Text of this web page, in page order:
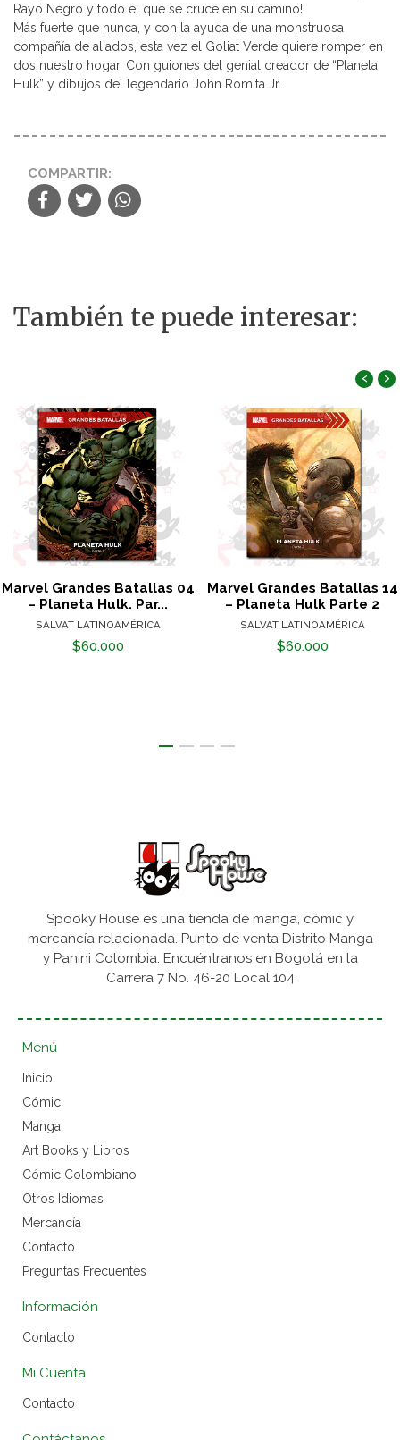
Rayo Negro y todo el que se cruce en su camino!
Más fuerte que nunca, y con la ayuda de una monstruosa
compañía de aliados, esta vez el Goliat Verde quiere romper en
dos nuestro hogar. Con guiones del genial creador de “Planeta
Hulk” y dibujos del legendario John Romita Jr.
COMPARTIR:
También te puede interesar:
Marvel Grandes Batallas 04
– Planeta Hulk. Par...
SALVAT LATINOAMÉRICA
$60.000
Marvel Grandes Batallas 14
– Planeta Hulk Parte 2
SALVAT LATINOAMÉRICA
$60.000
‹ ›
Spooky House es una tienda de manga, cómic y
mercancía relacionada. Punto de venta Distrito Manga
y Panini Colombia. Encuéntranos en Bogotá en la
Carrera 7 No. 46-20 Local 104
Menú
Inicio
Cómic
Manga
Art Books y Libros
Cómic Colombiano
Otros Idiomas
Mercancía
Contacto
Preguntas Frecuentes
Información
Contacto
Mi Cuenta
Contacto